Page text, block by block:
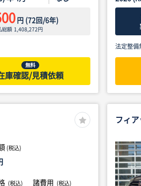
円 (72回/6年)
総額 1,408,272円
無料
庫確認/見積依頼
法定整
(税込)
(税込) 諸費用 (税込)
フィ